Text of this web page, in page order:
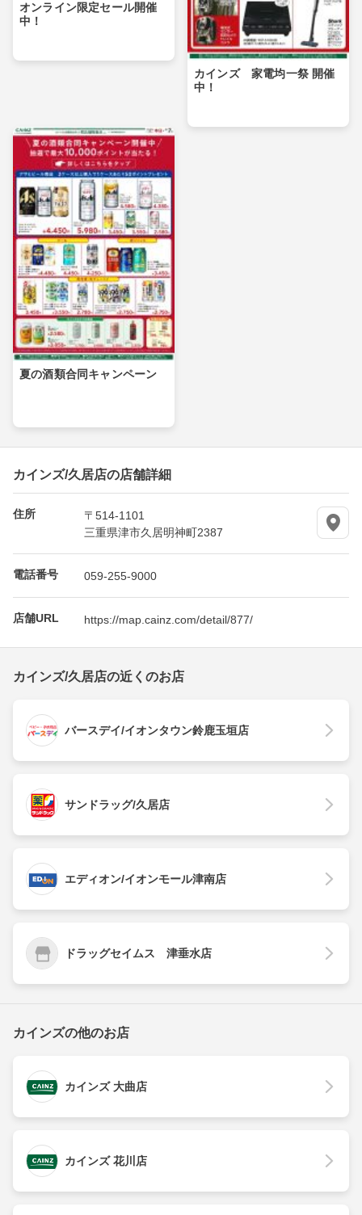
オンライン限定セール開催
中！
カインズ 家電均一祭 開催
中！
夏の酒類合同キャンペーン
カインズ/久居店の店舗詳細
住所
〒514-1101
三重県津市久居明神町2387
電話番号 059-255-9000
店舗URL https://map.cainz.com/detail/877/
カインズ/久居店の近くのお店
バースデイ/イオンタウン鈴鹿玉垣店
サンドラッグ/久居店
エディオン/イオンモール津南店
ドラッグセイムス 津垂水店
カインズの他のお店
カインズ 大曲店
カインズ 花川店